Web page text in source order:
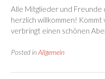
Alle Mitglieder und Freunde
herzlich willkommen!
verbringt einen schönen
Posted inAllgemein